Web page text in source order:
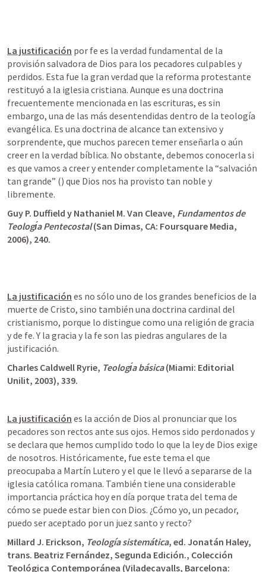
La justificación por fe es la verdad fundamental de la
provisión salvadora de Dios para los pecadores culpables y
perdidos. Esta fue la gran verdad que la reforma protestante
restituyó a la iglesia cristiana. Aunque es una doctrina
frecuentemente mencionada en las escrituras, es sin
embargo, una de las más desentendidas dentro de la teología
evangélica. Es una doctrina de alcance tan extensivo y
sorprendente, que muchos parecen temer enseñarla o aún
creer en la verdad bíblica. No obstante, debemos conocerla si
es que vamos a creer y entender completamente la “salvación
tan grande” () que Dios nos ha provisto tan noble y
libremente.
Guy P. Duffield y Nathaniel M. Van Cleave, Fundamentos de
Teologı́a Pentecostal (San Dimas, CA: Foursquare Media,
2006), 240.
La justificación es no sólo uno de los grandes beneficios de la
muerte de Cristo, sino también una doctrina cardinal del
cristianismo, porque lo distingue como una religión de gracia
y de fe. Y la gracia y la fe son las piedras angulares de la
justificación.
Charles Caldwell Ryrie, Teologı́a básica (Miami: Editorial
Unilit, 2003), 339.
La justificación es la acción de Dios al pronunciar que los
pecadores son rectos ante sus ojos. Hemos sido perdonados y
se declara que hemos cumplido todo lo que la ley de Dios exige
de nosotros. Históricamente, fue este tema el que
preocupaba a Martín Lutero y el que le llevó a separarse de la
iglesia católica romana. También tiene una considerable
importancia práctica hoy en día porque trata del tema de
cómo se puede estar bien con Dios. ¿Cómo yo, un pecador,
puedo ser aceptado por un juez santo y recto?
Millard J. Erickson, Teología sistemática, ed. Jonatán Haley,
trans. Beatriz Fernández, Segunda Edición., Colección
Teológica Contemporánea (Viladecavalls, Barcelona: